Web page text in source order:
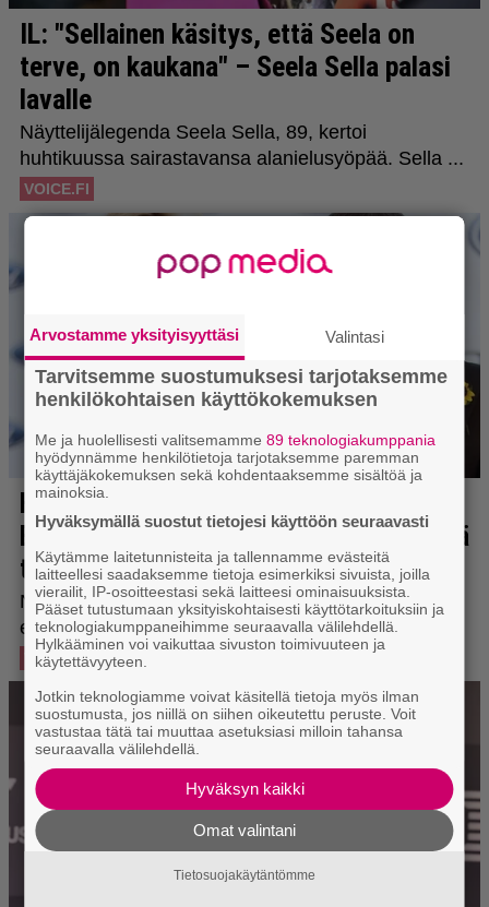
Arvostamme yksityisyyttäsi Valintasi
Tarvitsemme suostumuksesi tarjotaksemme
henkilökohtaisen käyttökokemuksen
Me ja huolellisesti valitsemamme89 teknologiakumppania
hyödynnämme henkilötietoja tarjotaksemme paremman
käyttäjäkokemuksen sekä kohdentaaksemme sisältöä ja
mainoksia.
Hyväksymällä suostut tietojesi käyttöön seuraavasti
Käytämme laitetunnisteita ja tallennamme evästeitä
laitteellesi saadaksemme tietoja esimerkiksi sivuista, joilla
vierailit, IP-osoitteestasi sekä laitteesi ominaisuuksista.
Pääset tutustumaan yksityiskohtaisesti käyttötarkoituksiin ja
teknologiakumppaneihimme seuraavalla välilehdellä.
Hylkääminen voi vaikuttaa sivuston toimivuuteen ja
käytettävyyteen.
Jotkin teknologiamme voivat käsitellä tietoja myös ilman
suostumusta, jos niillä on siihen oikeutettu peruste. Voit
vastustaa tätä tai muuttaa asetuksiasi milloin tahansa
seuraavalla välilehdellä.
Hyväksyn kaikki
Omat valintani
Tietosuojakäytäntömme